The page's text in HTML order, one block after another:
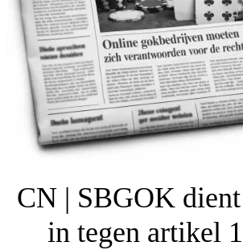
CN | SBGOK
in tegen artikel